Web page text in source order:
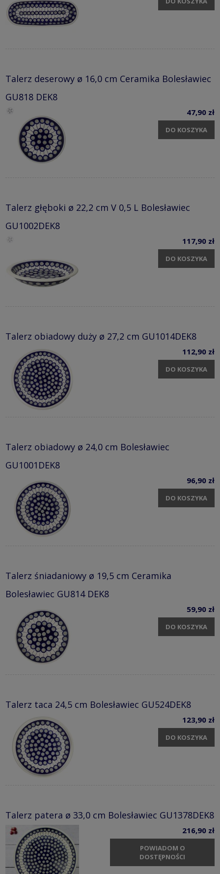
Talerz deserowy ø 16,0 cm Ceramika Bolesławiec
GU818 DEK8
47,90 zł
DO KOSZYKA
Talerz głęboki ø 22,2 cm V 0,5 L Bolesławiec
GU1002DEK8
117,90 zł
DO KOSZYKA
Talerz obiadowy duży ø 27,2 cm GU1014DEK8
112,90 zł
DO KOSZYKA
Talerz obiadowy ø 24,0 cm Bolesławiec
GU1001DEK8
96,90 zł
DO KOSZYKA
Talerz śniadaniowy ø 19,5 cm Ceramika
Bolesławiec GU814 DEK8
59,90 zł
DO KOSZYKA
Talerz taca 24,5 cm Bolesławiec GU524DEK8
123,90 zł
DO KOSZYKA
Talerz patera ø 33,0 cm Bolesławiec GU1378DEK8
216,90 zł
POWIADOM O
DOSTĘPNOŚCI